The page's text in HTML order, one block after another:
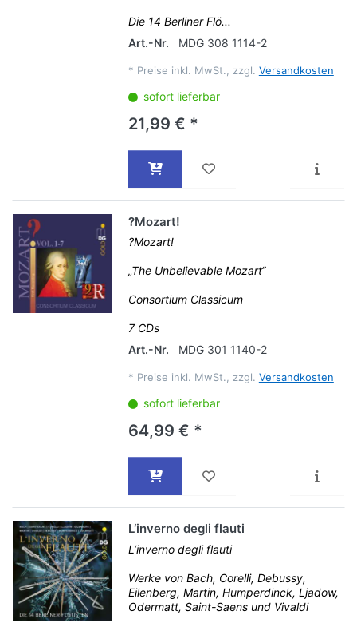
Die 14 Berliner Flö...
Art.-Nr.
MDG 308 1114-2
* Preise inkl. MwSt., zzgl. Versandkosten
sofort lieferbar
21,99 € *
?Mozart!
?Mozart!
„The Unbelievable Mozart“
Consortium Classicum
7 CDs
Art.-Nr.
MDG 301 1140-2
* Preise inkl. MwSt., zzgl. Versandkosten
sofort lieferbar
64,99 € *
L‘inverno degli flauti
L‘inverno degli flauti
Werke von Bach, Corelli, Debussy,
Eilenberg, Martin, Humperdinck, Ljadow,
Odermatt, Saint-Saens und Vivaldi